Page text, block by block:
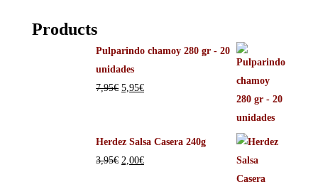
Products
Pulparindo chamoy 280 gr - 20
unidades
7,95€ 5,95€
Herdez Salsa Casera 240g
3,95€ 2,00€